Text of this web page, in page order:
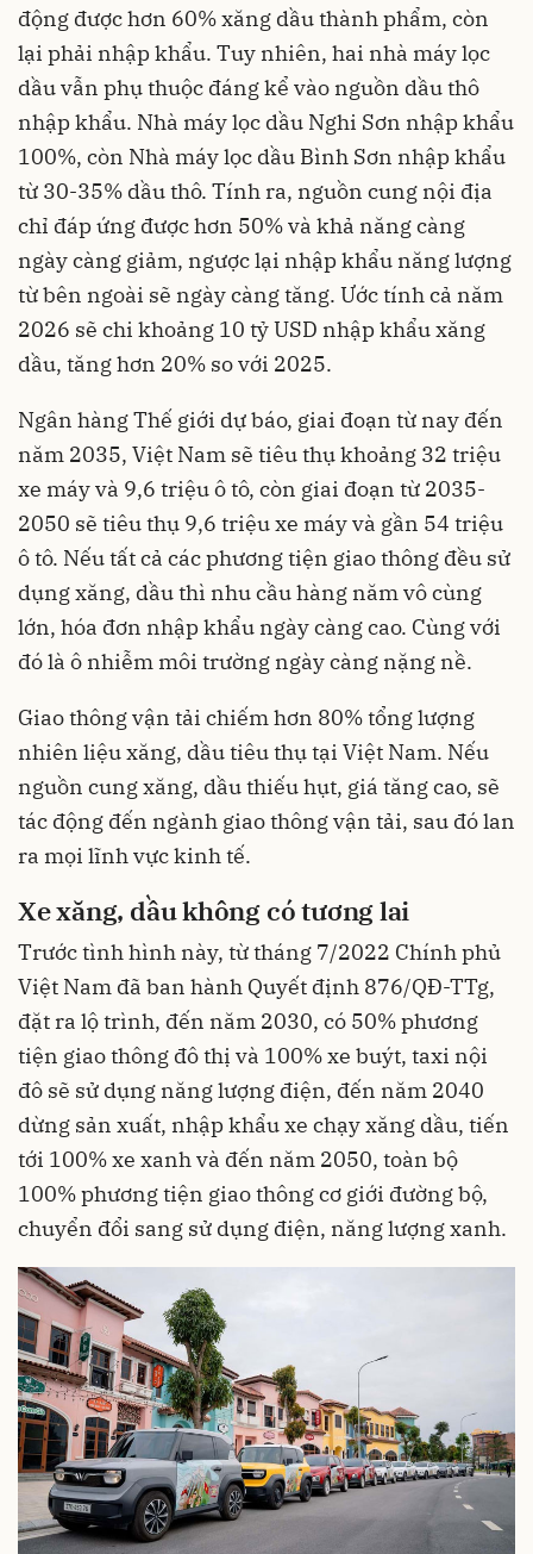
động được hơn 60% xăng dầu thành phẩm, còn
lại phải nhập khẩu. Tuy nhiên, hai nhà máy lọc
dầu vẫn phụ thuộc đáng kể vào nguồn dầu thô
nhập khẩu. Nhà máy lọc dầu Nghi Sơn nhập khẩu
100%, còn Nhà máy lọc dầu Bình Sơn nhập khẩu
từ 30-35% dầu thô. Tính ra, nguồn cung nội địa
chỉ đáp ứng được hơn 50% và khả năng càng
ngày càng giảm, ngược lại nhập khẩu năng lượng
từ bên ngoài sẽ ngày càng tăng. Ước tính cả năm
2026 sẽ chi khoảng 10 tỷ USD nhập khẩu xăng
dầu, tăng hơn 20% so với 2025.
Ngân hàng Thế giới dự báo, giai đoạn từ nay đến
năm 2035, Việt Nam sẽ tiêu thụ khoảng 32 triệu
xe máy và 9,6 triệu ô tô, còn giai đoạn từ 2035-
2050 sẽ tiêu thụ 9,6 triệu xe máy và gần 54 triệu
ô tô. Nếu tất cả các phương tiện giao thông đều sử
dụng xăng, dầu thì nhu cầu hàng năm vô cùng
lớn, hóa đơn nhập khẩu ngày càng cao. Cùng với
đó là ô nhiễm môi trường ngày càng nặng nề.
Giao thông vận tải chiếm hơn 80% tổng lượng
nhiên liệu xăng, dầu tiêu thụ tại Việt Nam. Nếu
nguồn cung xăng, dầu thiếu hụt, giá tăng cao, sẽ
tác động đến ngành giao thông vận tải, sau đó lan
ra mọi lĩnh vực kinh tế.
Xe xăng, dầu không có tương lai
Trước tình hình này, từ tháng 7/2022 Chính phủ
Việt Nam đã ban hành Quyết định 876/QĐ-TTg,
đặt ra lộ trình, đến năm 2030, có 50% phương
tiện giao thông đô thị và 100% xe buýt, taxi nội
đô sẽ sử dụng năng lượng điện, đến năm 2040
dừng sản xuất, nhập khẩu xe chạy xăng dầu, tiến
tới 100% xe xanh và đến năm 2050, toàn bộ
100% phương tiện giao thông cơ giới đường bộ,
chuyển đổi sang sử dụng điện, năng lượng xanh.